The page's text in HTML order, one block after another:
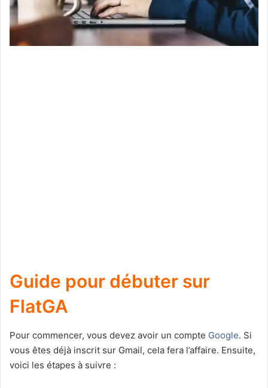
Guide pour débuter sur
FlatGA
Pour commencer, vous devez avoir un compte Google. Si
vous êtes déjà inscrit sur Gmail, cela fera l’affaire. Ensuite,
voici les étapes à suivre :